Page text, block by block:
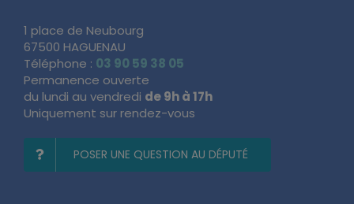
1 place de Neubourg
67500 HAGUENAU
Téléphone : 03 90 59 38 05
Permanence ouverte
du lundi au vendredi de 9h à 17h
Uniquement sur rendez-vous
POSER UNE QUESTION AU DÉPUTÉ